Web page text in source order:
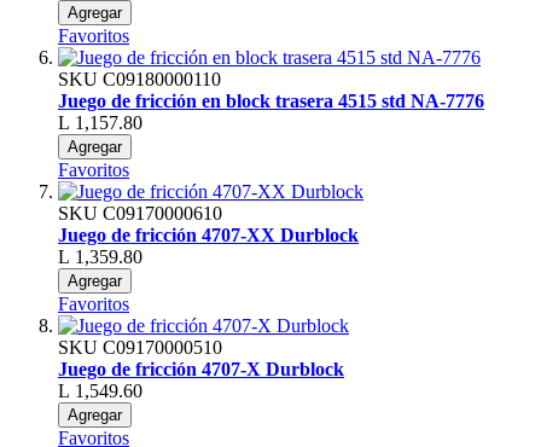
Agregar
Favoritos
SKU C09180000110
Juego de fricción en block trasera 4515 std NA-7776
L 1,157.80
Agregar
Favoritos
SKU C09170000610
Juego de fricción 4707-XX Durblock
L 1,359.80
Agregar
Favoritos
SKU C09170000510
Juego de fricción 4707-X Durblock
L 1,549.60
Agregar
Favoritos